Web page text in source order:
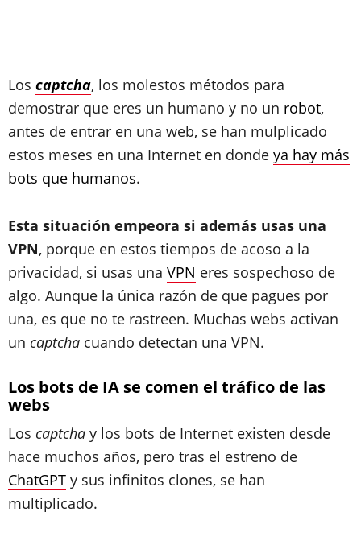
Los captcha, los molestos métodos para
demostrar que eres un humano y no un robot,
antes de entrar en una web, se han mulplicado
estos meses en una Internet en donde ya hay más
bots que humanos.
Esta situación empeora si además usas una
VPN, porque en estos tiempos de acoso a la
privacidad, si usas una VPN eres sospechoso de
algo. Aunque la única razón de que pagues por
una, es que no te rastreen. Muchas webs activan
un captcha cuando detectan una VPN.
Los bots de IA se comen el tráfico de las
webs
Los captcha y los bots de Internet existen desde
hace muchos años, pero tras el estreno de
ChatGPT y sus infinitos clones, se han
multiplicado.